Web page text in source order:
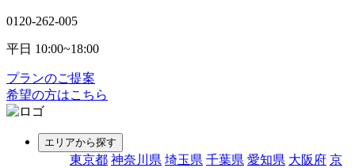
0120-262-005
平日 10:00~18:00
プランのご提案
希望の方はこちら
エリアから探す
東京都 神奈川県 埼玉県 千葉県 愛知県 大阪府 京